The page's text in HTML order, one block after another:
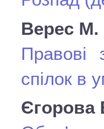
Верес
Правові
спілок в
Єгорова